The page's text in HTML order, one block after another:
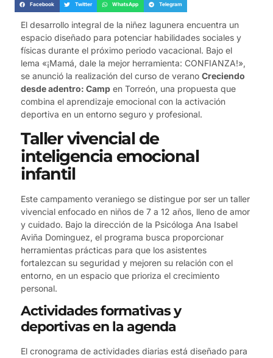
Facebook Twitter WhatsApp Telegram
El desarrollo integral de la niñez lagunera encuentra un
espacio diseñado para potenciar habilidades sociales y
físicas durante el próximo periodo vacacional. Bajo el
lema «¡Mamá, dale la mejor herramienta: CONFIANZA!»,
se anunció la realización del curso de verano Creciendo
desde adentro: Camp en Torreón, una propuesta que
combina el aprendizaje emocional con la activación
deportiva en un entorno seguro y profesional.
Taller vivencial de
inteligencia emocional
infantil
Este campamento veraniego se distingue por ser un taller
vivencial enfocado en niños de 7 a 12 años, lleno de amor
y cuidado. Bajo la dirección de la Psicóloga Ana Isabel
Aviña Dominguez, el programa busca proporcionar
herramientas prácticas para que los asistentes
fortalezcan su seguridad y mejoren su relación con el
entorno, en un espacio que prioriza el crecimiento
personal.
Actividades formativas y
deportivas en la agenda
El cronograma de actividades diarias está diseñado para